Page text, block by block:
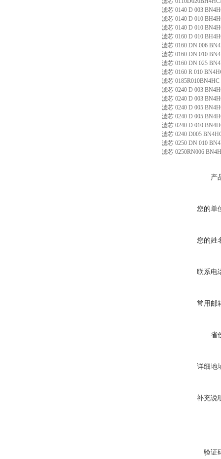
滤芯 0140 D 003
滤芯 0140 D 010
滤芯 0140 D 010
滤芯 0160 D 010
滤芯 0160 DN 006
滤芯 0160 DN 010
滤芯 0160 DN 025
滤芯 0160 R 010
滤芯 0185R010BN4HC
滤芯 0240 D 003
滤芯 0240 D 003
滤芯 0240 D 005
滤芯 0240 D 005
滤芯 0240 D 010
滤芯 0240 D005
滤芯 0250 DN 010
滤芯 0250RN006
产
您的单
您的姓
联系电
常用邮
省
详细地
补充说
验证